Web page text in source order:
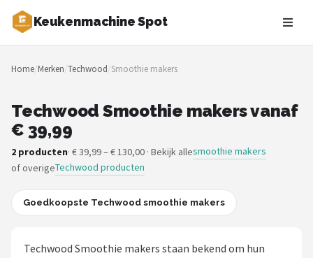
Keukenmachine Spot
Zoeken
NAVIGATIE
Merken
Blog
MasterChef
Home/Merken/Techwood/Smoothie makers
Techwood Smoothie makers vanaf
€ 39,99
2 producten· € 39,99 – € 130,00 · Bekijk allesmoothie makers
of overigeTechwood producten
Goedkoopste Techwood smoothie makers
Techwood Smoothie makers staan bekend om hun